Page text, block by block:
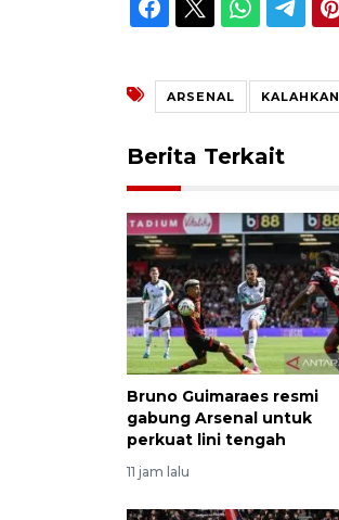
ARSENAL KALAHKAN
Berita Terkait
Bruno Guimaraes resmi
gabung Arsenal untuk
perkuat lini tengah
11 jam lalu